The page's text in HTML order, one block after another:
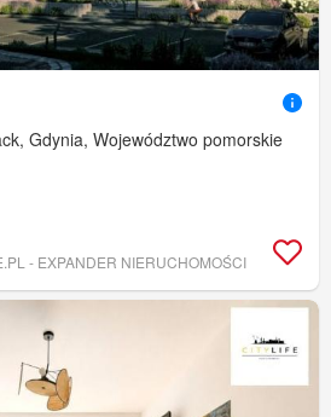
Gdynia, Województwo pomorskie
- EXPANDER NIERUCHOMOŚCI